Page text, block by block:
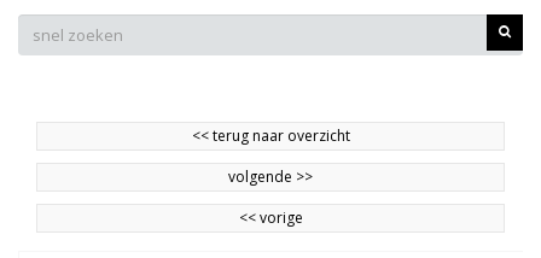
<<terug naar overzicht
volgende >>
<<vorige